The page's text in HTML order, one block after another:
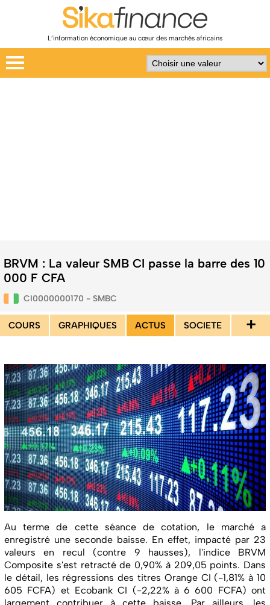
L’information économique au cœur des marchés africains
BRVM : La valeur SMB CI passe la barre des 10
000 F CFA
CI0000000170 - SMBC
COURS GRAPHIQUES ACTUS SOCIETE +
Au terme de cette séance de cotation, le marché a
enregistré une seconde baisse. En effet, impacté par 23
valeurs en recul (contre 9 hausses), l'indice BRVM
Composite s'est retracté de 0,90% à 209,05 points. Dans
le détail, les régressions des titres Orange CI (-1,81% à 10
605 FCFA) et Ecobank CI (-2,22% à 6 600 FCFA) ont
largement contribuer à cette baisse. Par ailleurs, les